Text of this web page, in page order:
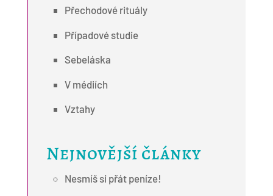
Přechodové rituály
Případové studie
Sebeláska
V médiích
Vztahy
Nejnovější články
Nesmíš si přát peníze!